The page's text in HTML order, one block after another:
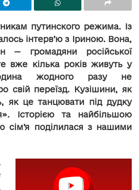
путинского режима. Із
інтерв’ю з Іриною. Вона,
— громадяни російської
вже кілька років живуть у
жодного разу не
свій переїзд. Кузішини, як
як це танцювати під дудку
Історією та найбільшою
сім’я поділилася з нашими